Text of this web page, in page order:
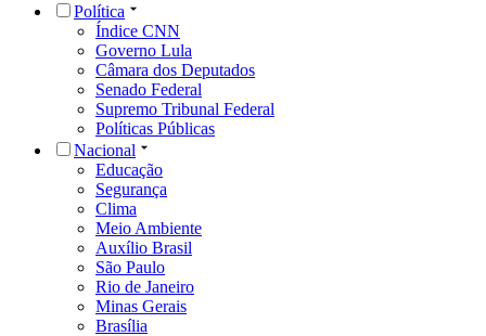
Política
Índice CNN
Governo Lula
Câmara dos Deputados
Senado Federal
Supremo Tribunal Federal
Políticas Públicas
Nacional
Educação
Segurança
Clima
Meio Ambiente
Auxílio Brasil
São Paulo
Rio de Janeiro
Minas Gerais
Brasília